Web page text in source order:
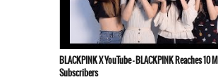
BLACKPINK X YouTube – BLACKPINK Reaches 10
Subscribers